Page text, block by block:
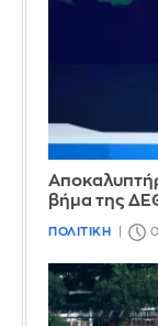
βήμα της
ΠΟΛΙΤΙΚΗ